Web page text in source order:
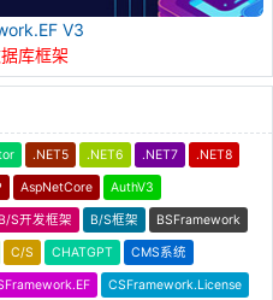
V3
库框架
.NET5 .NET6 .NET7 .NET8
AspNetCore AuthV3
B/S开发框架 B/S框架 BSFramework
C/S CHATGPT CMS系统
CSFramework.License